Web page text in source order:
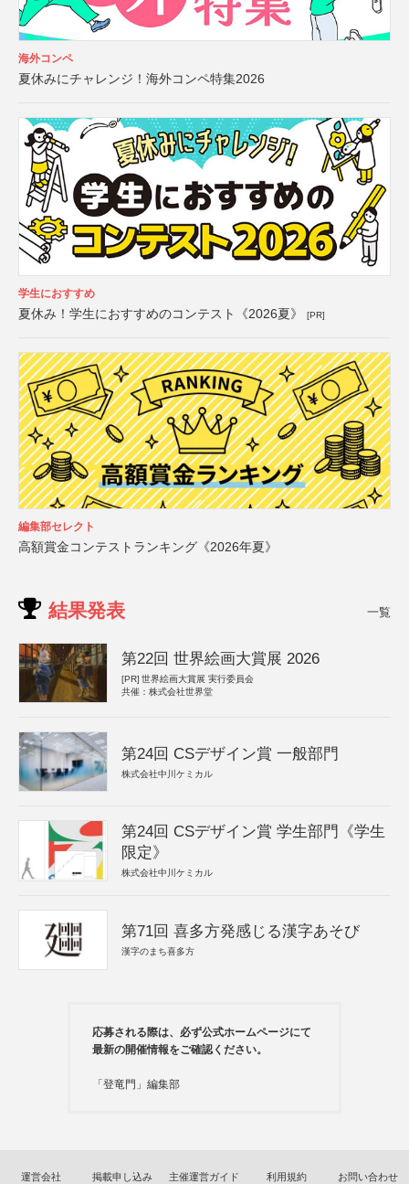
海外コンペ
夏休みにチャレンジ！海外コンペ特集2026
学生におすすめ
夏休み！学生におすすめのコンテスト《2026夏》 [PR]
編集部セレクト
高額賞金コンテストランキング《2026年夏》
結果発表 一覧
第22回 世界絵画大賞展 2026
[PR] 世界絵画大賞展 実行委員会
共催：株式会社世界堂
第24回 CSデザイン賞 一般部門
株式会社中川ケミカル
第24回 CSデザイン賞 学生部門《学生
限定》
株式会社中川ケミカル
第71回 喜多方発感じる漢字あそび
漢字のまち喜多方
応募される際は、必ず公式ホームページにて
最新の開催情報をご確認ください。
「登竜門」編集部
運営会社 掲載申し込み 主催運営ガイド 利用規約 お問い合わせ